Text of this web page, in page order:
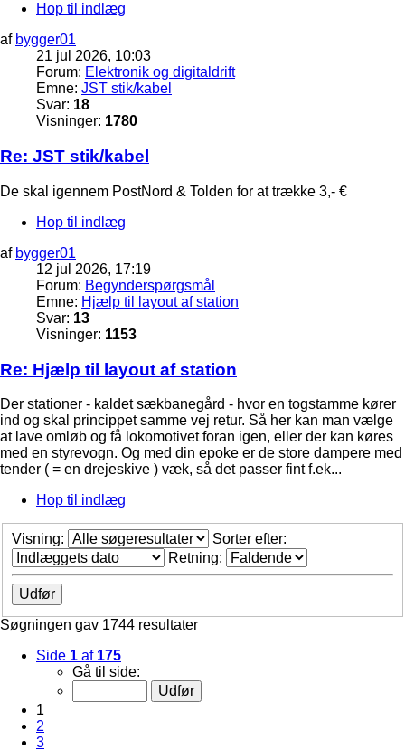
Hop til indlæg
af bygger01
21 jul 2026, 10:03
Forum: Elektronik og digitaldrift
Emne: JST stik/kabel
Svar: 18
Visninger: 1780
Re: JST stik/kabel
De skal igennem PostNord & Tolden for at trække 3,- €
Hop til indlæg
af bygger01
12 jul 2026, 17:19
Forum: Begynderspørgsmål
Emne: Hjælp til layout af station
Svar: 13
Visninger: 1153
Re: Hjælp til layout af station
Der stationer - kaldet sækbanegård - hvor en togstamme kører
ind og skal princippet samme vej retur. Så her kan man vælge
at lave omløb og få lokomotivet foran igen, eller der kan køres
med en styrevogn. Og med din epoke er de store dampere med
tender ( = en drejeskive ) væk, så det passer fint f.ek...
Hop til indlæg
Visning:
Sorter efter:
Retning:
Søgningen gav 1744 resultater
Side 1 af 175
Gå til side:
1
2
3